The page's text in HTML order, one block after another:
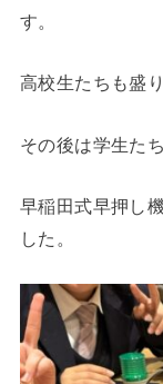
す。
高校生たちも盛
その後は学生た
早稲田式早押し
した。